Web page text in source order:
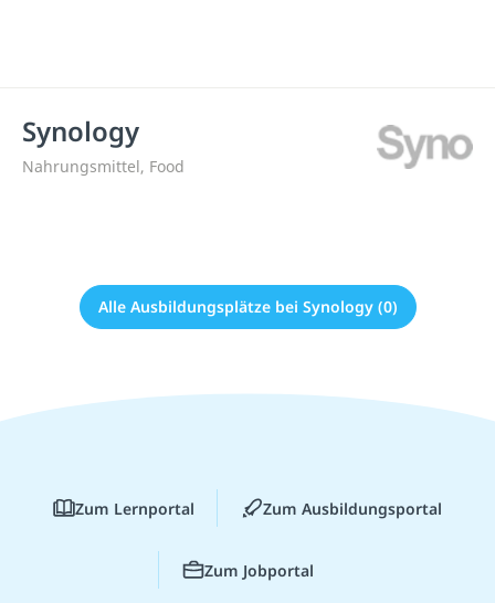
Synology
Nahrungsmittel, Food
Alle Ausbildungsplätze bei Synology (0)
Zum Lernportal Zum Ausbildungsportal
Zum Jobportal